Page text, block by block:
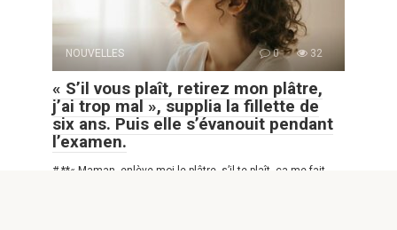
NOUVELLES 0 32
« S’il vous plaît, retirez mon plâtre,
j’ai trop mal », supplia la fillette de
six ans. Puis elle s’évanouit pendant
l’examen.
# **« Maman, enlève-moi le plâtre, s’il te plaît, ça me fait